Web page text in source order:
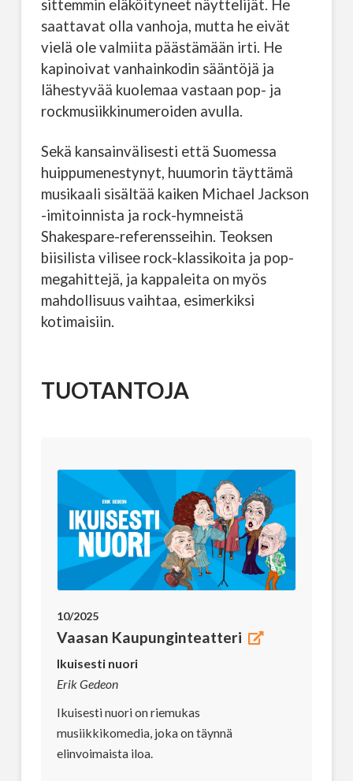
sittemmin eläköityneet näyttelijät. He
saattavat olla vanhoja, mutta he eivät
vielä ole valmiita päästämään irti. He
kapinoivat vanhainkodin sääntöjä ja
lähestyvää kuolemaa vastaan pop- ja
rockmusiikkinumeroiden avulla.
Sekä kansainvälisesti että Suomessa
huippumenestynyt, huumorin täyttämä
musikaali sisältää kaiken Michael Jackson
-imitoinnista ja rock-hymneistä
Shakespare-referensseihin. Teoksen
biisilista vilisee rock-klassikoita ja pop-
megahittejä, ja kappaleita on myös
mahdollisuus vaihtaa, esimerkiksi
kotimaisiin.
TUOTANTOJA
10/2025
Vaasan Kaupunginteatteri
Ikuisesti nuori
Erik Gedeon
Ikuisesti nuori on riemukas
musiikkikomedia, joka on täynnä
elinvoimaista iloa.